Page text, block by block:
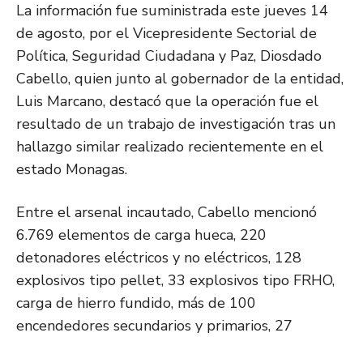
La información fue suministrada este jueves 14
de agosto, por el Vicepresidente Sectorial de
Política, Seguridad Ciudadana y Paz, Diosdado
Cabello, quien junto al gobernador de la entidad,
Luis Marcano, destacó que la operación fue el
resultado de un trabajo de investigación tras un
hallazgo similar realizado recientemente en el
estado Monagas.
Entre el arsenal incautado, Cabello mencionó
6.769 elementos de carga hueca, 220
detonadores eléctricos y no eléctricos, 128
explosivos tipo pellet, 33 explosivos tipo FRHO,
carga de hierro fundido, más de 100
encendedores secundarios y primarios, 27